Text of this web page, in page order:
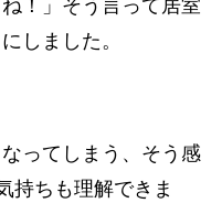
！」そう言って居室
しました。
ってしまう、そう感
持ちも理解できま